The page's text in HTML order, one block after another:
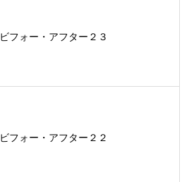
ビフォー・アフター２３
ビフォー・アフター２２